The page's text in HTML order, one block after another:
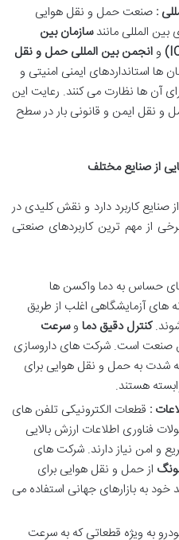
: صنعت حمل و نقل هوایی
المللی مانندسازمان بین
وانجمن بین المللی حمل و نقل
ها استانداردهای ایمنی امنیتی و
آن ها نظارت می کنند. رعایت این
و نقل ایمن و قانونی بار در سطح
از صنایع مختلف
کاربرد دارد و نقش کلیدی در
از مهم ترین کاربردهای صنعتی
حساس به دما واکسن ها
های آزمایشگاهی اغلب از طریق
کنترل دقیق دما وسرعت
صنعت است. شرکت های داروسازی
شدت به حمل و نقل هوایی برای
هستند.
: قطعات الکترونیکی تلفن های
فناوری اطلاعات ارزش بالایی
و امن نیاز دارند. شرکت های
از حمل و نقل هوایی برای
به بازارهای جهانی استفاده می
به ویژه قطعاتی که به سرعت